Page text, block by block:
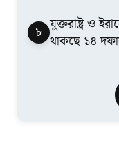
৮ যুক্তরাষ্ট্র ও
থাকছে ১৪